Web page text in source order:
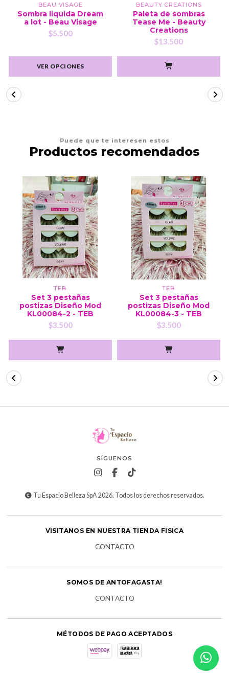
BEAU VISAGE
Sombra liquida Dream
a lot - Beau Visage
$5.500
VER OPCIONES
BEAUTY CREATIONS
Paleta de sombras
Tease Me - Beauty
Creations
$13.500
Puede que te interesen estos
Productos recomendados
TEB
Set 3 pestañas
postizas Diseño Mod
KL00084-2 - TEB
$3.500
TEB
Set 3 pestañas
postizas Diseño Mod
KL00084-3 - TEB
$3.500
SÍGUENOS
Tu Espacio Belleza SpA 2026. Todos los derechos reservados.
VISITANOS EN NUESTRA TIENDA FISICA
CONTACTO
SOMOS DE ANTOFAGASTA!
CONTACTO
MÉTODOS DE PAGO ACEPTADOS